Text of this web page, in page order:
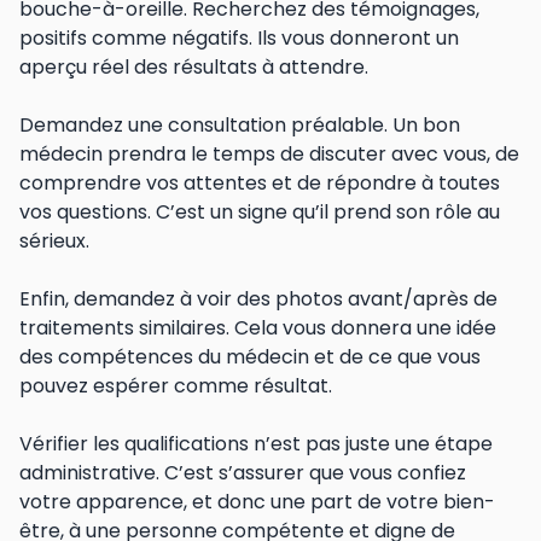
bouche-à-oreille. Recherchez des témoignages,
positifs comme négatifs. Ils vous donneront un
aperçu réel des résultats à attendre.
Demandez une consultation préalable. Un bon
médecin prendra le temps de discuter avec vous, de
comprendre vos attentes et de répondre à toutes
vos questions. C’est un signe qu’il prend son rôle au
sérieux.
Enfin, demandez à voir des photos avant/après de
traitements similaires. Cela vous donnera une idée
des compétences du médecin et de ce que vous
pouvez espérer comme résultat.
Vérifier les qualifications n’est pas juste une étape
administrative. C’est s’assurer que vous confiez
votre apparence, et donc une part de votre bien-
être, à une personne compétente et digne de